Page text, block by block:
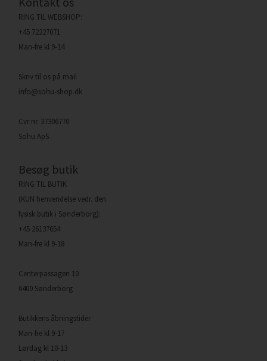
RING TIL WEBSHOP:
+45 72227071
Man-fre kl 9-14
Skriv til os på mail
info@sohu-shop.dk
Cvr nr. 37306770
Sohu ApS
Besøg butik
RING TIL BUTIK
(KUN henvendelse vedr. den
fysisk butik i Sønderborg):
+45 26137654
Man-fre kl 9-18
Centerpassagen 10
6400 Sønderborg
Butikkens åbningstider
Man-fre kl 9-17
Lørdag kl 10-13